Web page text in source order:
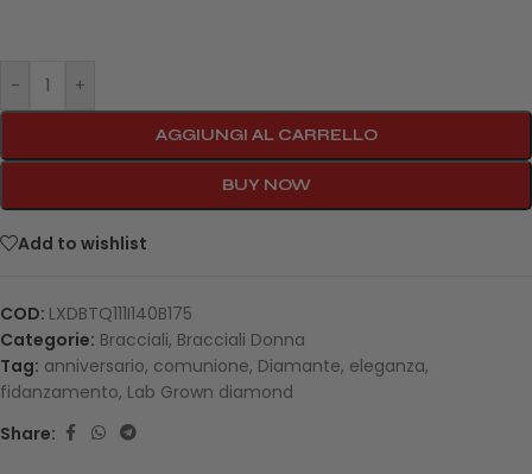
- +
AGGIUNGI AL CARRELLO
BUY NOW
Add to wishlist
COD: LXDBTQ111I140B175
Categorie: Bracciali, Bracciali Donna
Tag: anniversario, comunione, Diamante, eleganza,
fidanzamento, Lab Grown diamond
Share: